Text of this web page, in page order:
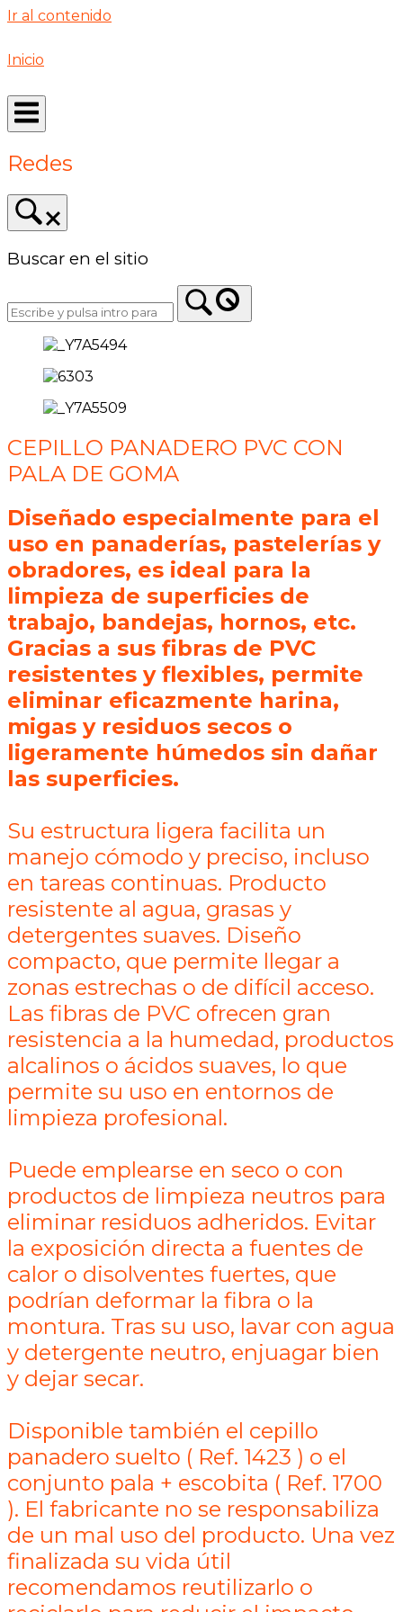
Ir al contenido
Inicio
Redes
Buscar en el sitio
CEPILLO PANADERO PVC CON
PALA DE GOMA
Diseñado especialmente para el
uso en panaderías, pastelerías y
obradores, es ideal para la
limpieza de superficies de
trabajo, bandejas, hornos, etc.
Gracias a sus fibras de PVC
resistentes y flexibles, permite
eliminar eficazmente harina,
migas y residuos secos o
ligeramente húmedos sin dañar
las superficies.
Su estructura ligera facilita un
manejo cómodo y preciso, incluso
en tareas continuas. Producto
resistente al agua, grasas y
detergentes suaves. Diseño
compacto, que permite llegar a
zonas estrechas o de difícil acceso.
Las fibras de PVC ofrecen gran
resistencia a la humedad, productos
alcalinos o ácidos suaves, lo que
permite su uso en entornos de
limpieza profesional.
Puede emplearse en seco o con
productos de limpieza neutros para
eliminar residuos adheridos. Evitar
la exposición directa a fuentes de
calor o disolventes fuertes, que
podrían deformar la fibra o la
montura. Tras su uso, lavar con agua
y detergente neutro, enjuagar bien
y dejar secar.
Disponible también el cepillo
panadero suelto ( Ref. 1423 ) o el
conjunto pala + escobita ( Ref. 1700
). El fabricante no se responsabiliza
de un mal uso del producto. Una vez
finalizada su vida útil
recomendamos reutilizarlo o